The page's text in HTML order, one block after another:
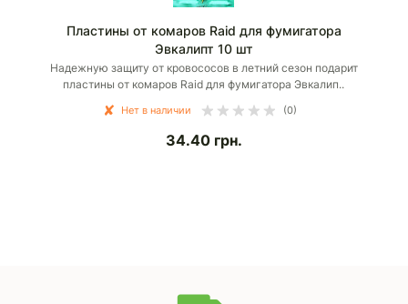
Пластины от комаров Raid для фумигатора
Эвкалипт 10 шт
Надежную защиту от кровососов в летний сезон подарит
пластины от комаров Raid для фумигатора Эвкалип..
Нет в наличии (0)
34.40 грн.